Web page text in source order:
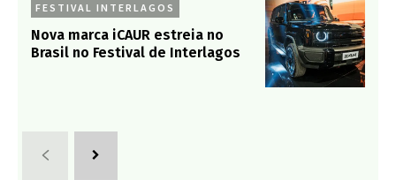
FESTIVAL INTERLAGOS
Nova marca iCAUR estreia no
Brasil no Festival de Interlagos